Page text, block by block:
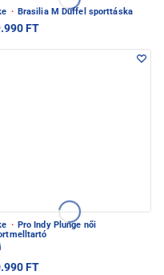
· Brasilia M Duffel sporttáska
FT
· Pro Indy Plunge női
FT